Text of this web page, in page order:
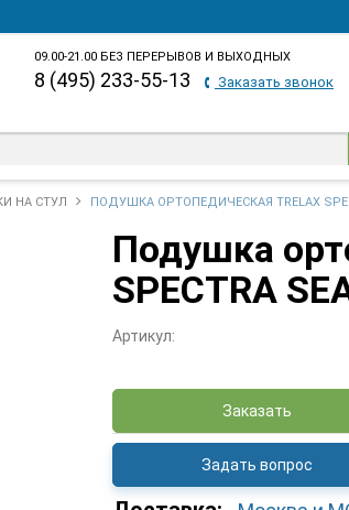
09.00-21.00 БЕЗ ПЕРЕРЫВОВ И ВЫХОДНЫХ
8 (495) 233-55-13 Заказать звонок
НА СТУЛ ПОДУШКА ОРТОПЕДИЧЕСКАЯ TRELAX
Подушка
SPECTRA
Артикул:
Заказать
Задать вопрос